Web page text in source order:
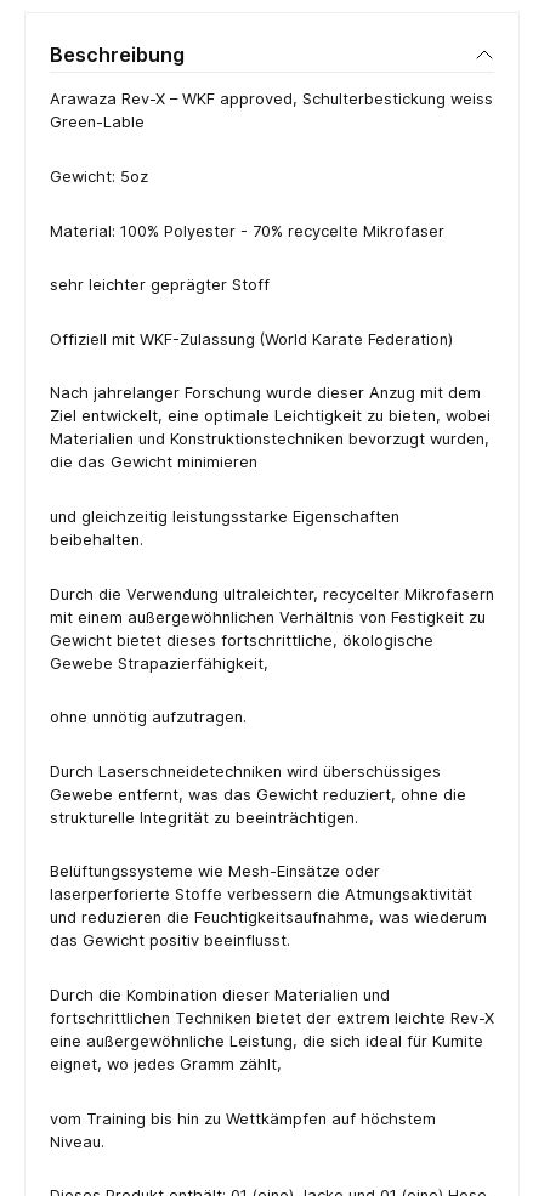
Beschreibung
Arawaza Rev-X – WKF approved, Schulterbestickung weiss
Green-Lable
Gewicht: 5oz
Material: 100% Polyester - 70% recycelte Mikrofaser
sehr leichter geprägter Stoff
Offiziell mit WKF-Zulassung (World Karate Federation)
Nach jahrelanger Forschung wurde dieser Anzug mit dem
Ziel entwickelt, eine optimale Leichtigkeit zu bieten, wobei
Materialien und Konstruktionstechniken bevorzugt wurden,
die das Gewicht minimieren
und gleichzeitig leistungsstarke Eigenschaften
beibehalten.
Durch die Verwendung ultraleichter, recycelter Mikrofasern
mit einem außergewöhnlichen Verhältnis von Festigkeit zu
Gewicht bietet dieses fortschrittliche, ökologische
Gewebe Strapazierfähigkeit,
ohne unnötig aufzutragen.
Durch Laserschneidetechniken wird überschüssiges
Gewebe entfernt, was das Gewicht reduziert, ohne die
strukturelle Integrität zu beeinträchtigen.
Belüftungssysteme wie Mesh-Einsätze oder
laserperforierte Stoffe verbessern die Atmungsaktivität
und reduzieren die Feuchtigkeitsaufnahme, was wiederum
das Gewicht positiv beeinflusst.
Durch die Kombination dieser Materialien und
fortschrittlichen Techniken bietet der extrem leichte Rev-X
eine außergewöhnliche Leistung, die sich ideal für Kumite
eignet, wo jedes Gramm zählt,
vom Training bis hin zu Wettkämpfen auf höchstem
Niveau.